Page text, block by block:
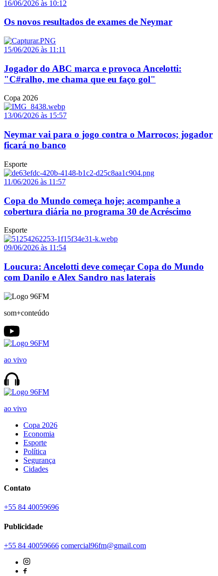
16/06/2026 às 10:12
Os novos resultados de exames de Neymar
15/06/2026 às 11:11
Jogador do ABC marca e provoca Ancelotti:
"C#ralho, me chama que eu faço gol"
Copa 2026
13/06/2026 às 15:57
Neymar vai para o jogo contra o Marrocos; jogador
ficará no banco
Esporte
11/06/2026 às 11:57
Copa do Mundo começa hoje; acompanhe a
cobertura diária no programa 30 de Acréscimo
Esporte
09/06/2026 às 11:54
Loucura: Ancelotti deve começar Copa do Mundo
com Danilo e Alex Sandro nas laterais
som+conteúdo
ao vivo
ao vivo
Copa 2026
Economia
Esporte
Política
Segurança
Cidades
Contato
+55 84 40059696
Publicidade
+55 84 40059666 comercial96fm@gmail.com